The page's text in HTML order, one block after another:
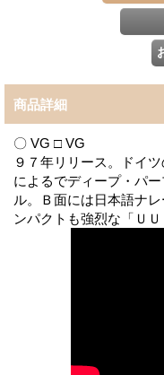
商品詳細
〇 VG □ VG
９７年リリース。ドイ
によるでディープ・パ
ル。Ｂ面には日本語ナ
ンパクトも強烈な「ＵＵ